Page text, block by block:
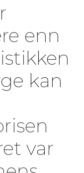
enn
kan
var